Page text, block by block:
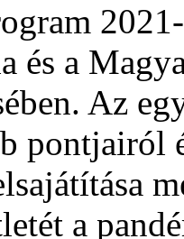
és a
Az
pontjairól
a